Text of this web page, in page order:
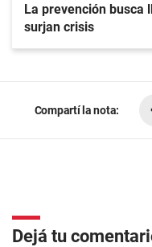
La prevención busca
surjan crisis
Compartí la nota:
Dejá tu